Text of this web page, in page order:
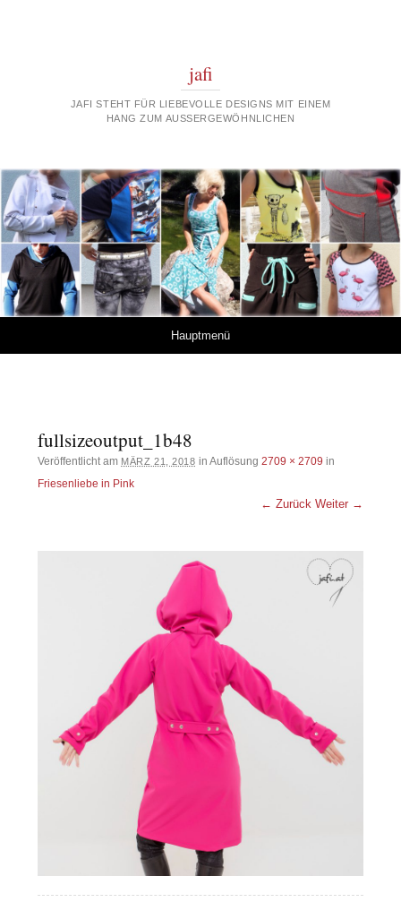
jafi
JAFI STEHT FÜR LIEBEVOLLE DESIGNS MIT EINEM
HANG ZUM AUSSERGEWÖHNLICHEN
Hauptmenü
fullsizeoutput_1b48
Veröffentlicht am MÄRZ 21, 2018 in Auflösung 2709 × 2709 in
Friesenliebe in Pink
← Zurück Weiter →